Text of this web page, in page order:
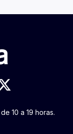
10 a 19 horas.